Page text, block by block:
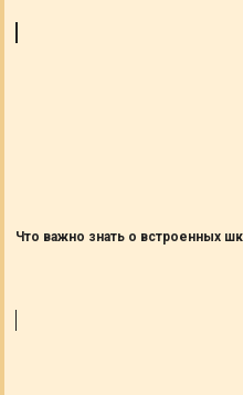
Что важно знать о встроенных